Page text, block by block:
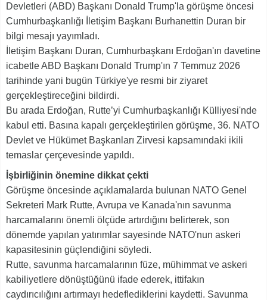
Devletleri (ABD) Başkanı Donald Trump'la görüşme öncesi
Cumhurbaşkanlığı İletişim Başkanı Burhanettin Duran bir
bilgi mesajı yayımladı.
İletişim Başkanı Duran, Cumhurbaşkanı Erdoğan'ın davetine
icabetle ABD Başkanı Donald Trump'ın 7 Temmuz 2026
tarihinde yani bugün Türkiye'ye resmi bir ziyaret
gerçekleştireceğini bildirdi.
Bu arada Erdoğan, Rutte’yi Cumhurbaşkanlığı Külliyesi'nde
kabul etti. Basına kapalı gerçekleştirilen görüşme, 36. NATO
Devlet ve Hükümet Başkanları Zirvesi kapsamındaki ikili
temaslar çerçevesinde yapıldı.
İşbirliğinin önemine dikkat çekti
Görüşme öncesinde açıklamalarda bulunan NATO Genel
Sekreteri Mark Rutte, Avrupa ve Kanada'nın savunma
harcamalarını önemli ölçüde artırdığını belirterek, son
dönemde yapılan yatırımlar sayesinde NATO'nun askeri
kapasitesinin güçlendiğini söyledi.
Rutte, savunma harcamalarının füze, mühimmat ve askeri
kabiliyetlere dönüştüğünü ifade ederek, ittifakın
caydırıcılığını artırmayı hedeflediklerini kaydetti. Savunma